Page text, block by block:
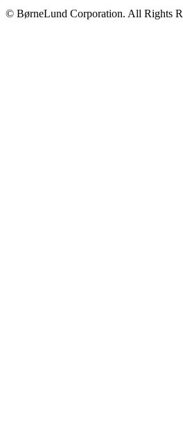
© BørneLund Corporation. All Rights